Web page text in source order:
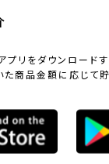
リをダウンロードす
商品金額に応じて